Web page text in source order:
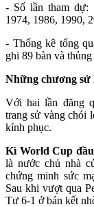
- Số lần tham dự:
1974, 1986, 1990,
- Thống kê tổng
ghi 89 bàn và
Những chương sử
Với hai lần đăng
trang sử vàng chói
kính phục.
Kì World Cup
là nước chủ nhà
chứng minh sức
Sau khi vượt qua
Tư 6-1 ở bán kết